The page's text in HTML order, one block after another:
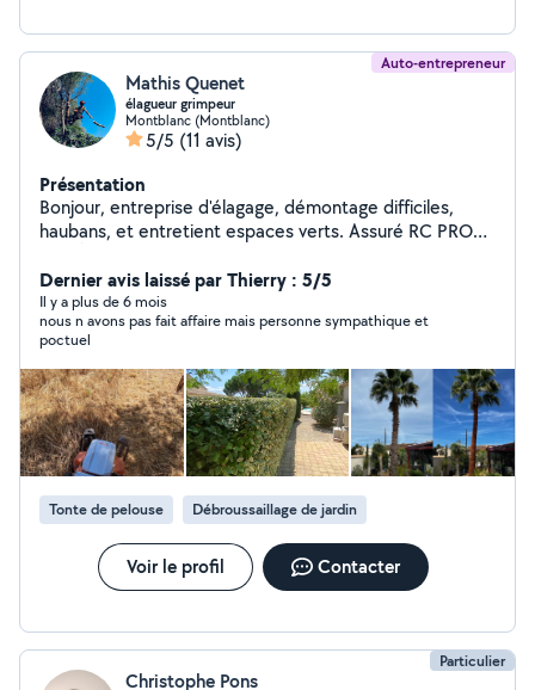
Auto-entrepreneur
Mathis Quenet
élagueur grimpeur
Montblanc (Montblanc)
5/5 (11 avis)
Présentation
Bonjour, entreprise d'élagage, démontage difficiles,
haubans, et entretient espaces verts. Assuré RC PRO
Passionné plante et faune, je serai ravi d'entretenir vos
arbres ou palmiers, ainsi que vous conseiller pour le bien
de votre patrimoine arboré. Site web: mat Elagage (
Montblanc ) Contact sur le site, parfois beug sur
allovoisin je ne peux pas répondre aux demande
privées...
Dernier avis laissé par Thierry : 5/5
Il y a plus de 6 mois
nous n avons pas fait affaire mais personne sympathique et
poctuel
Tonte de pelouse Débroussaillage de jardin
Voir le profil Contacter
Particulier
Christophe Pons